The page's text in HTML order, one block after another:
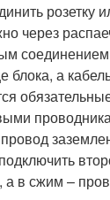
розетку
через
блока, а
в сжим –